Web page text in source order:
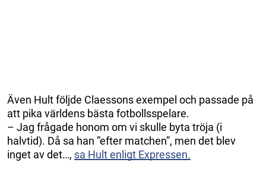
Även Hult följde Claessons exempel och passade på
att pika världens bästa fotbollsspelare.
– Jag frågade honom om vi skulle byta tröja (i
halvtid). Då sa han ”efter matchen”, men det blev
inget av det…, sa Hult enligt Expressen.